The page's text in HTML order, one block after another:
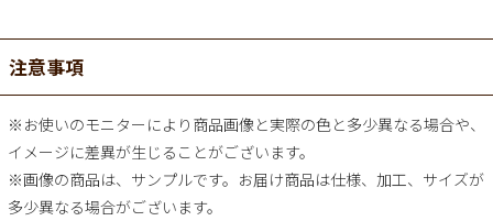
注意事項
※お使いのモニターにより商品画像と実際の色と多少異なる場合や、
イメージに差異が生じることがございます。
※画像の商品は、サンプルです。お届け商品は仕様、加工、サイズが
多少異なる場合がございます。